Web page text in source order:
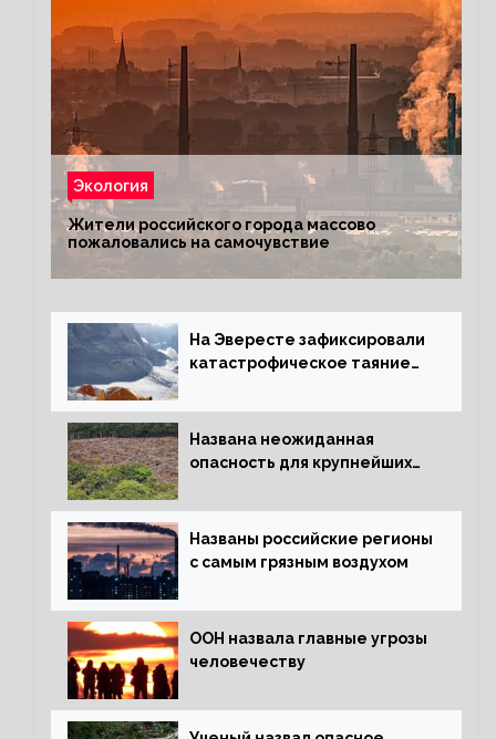
Экология
Жители российского города массово
пожаловались на самочувствие
На Эвересте зафиксировали
катастрофическое таяние
Названа неожиданная
опасность для крупнейших
Названы российские регионы
с самым грязным воздухом
ООН назвала главные угрозы
человечеству